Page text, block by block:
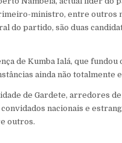
ministro, entre outros
do partido, são duas
de Kumba Ialá, que fundou
ainda não totalmente
de Gardete, arredores de
nacionais e
outros.